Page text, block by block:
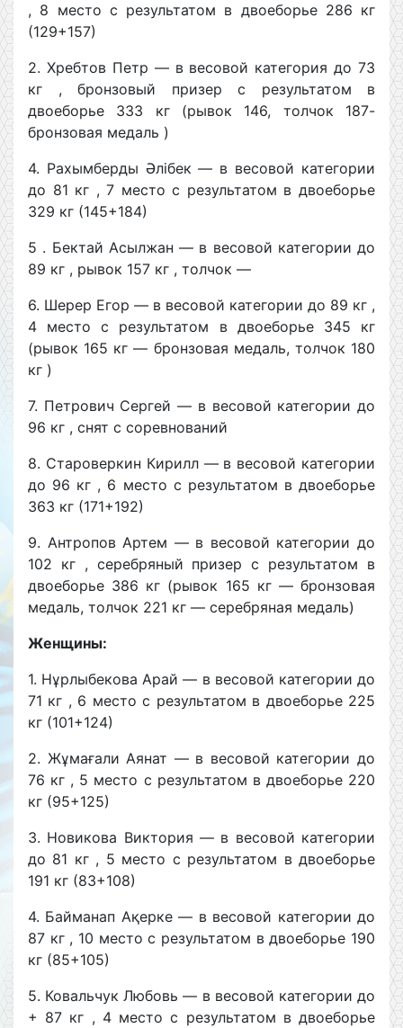
, 8 место с результатом в двоеборье 286 кг
(129+157)
2. Хребтов Петр — в весовой категория до 73
кг , бронзовый призер с результатом в
двоеборье 333 кг (рывок 146, толчок 187-
бронзовая медаль )
4. Рахымберды Әлібек — в весовой категории
до 81 кг , 7 место с результатом в двоеборье
329 кг (145+184)
5 . Бектай Асылжан — в весовой категории до
89 кг , рывок 157 кг , толчок —
6. Шерер Егор — в весовой категории до 89 кг ,
4 место с результатом в двоеборье 345 кг
(рывок 165 кг — бронзовая медаль, толчок 180
кг )
7. Петрович Сергей — в весовой категории до
96 кг , снят с соревнований
8. Староверкин Кирилл — в весовой категории
до 96 кг , 6 место с результатом в двоеборье
363 кг (171+192)
9. Антропов Артем — в весовой категории до
102 кг , серебряный призер с результатом в
двоеборье 386 кг (рывок 165 кг — бронзовая
медаль, толчок 221 кг — серебряная медаль)
Женщины:
1. Нұрлыбекова Арай — в весовой категории до
71 кг , 6 место с результатом в двоеборье 225
кг (101+124)
2. Жұмағали Аянат — в весовой категории до
76 кг , 5 место с результатом в двоеборье 220
кг (95+125)
3. Новикова Виктория — в весовой категории
до 81 кг , 5 место с результатом в двоеборье
191 кг (83+108)
4. Байманап Ақерке — в весовой категории до
87 кг , 10 место с результатом в двоеборье 190
кг (85+105)
5. Ковальчук Любовь — в весовой категории до
+ 87 кг , 4 место с результатом в двоеборье